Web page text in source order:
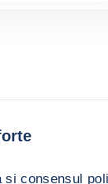
și consensul